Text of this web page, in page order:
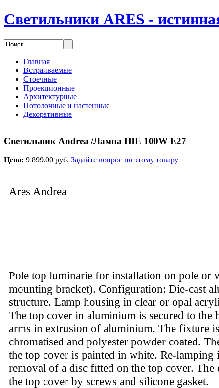
Светильники ARES -
Главная
Встраиваемые
Стоечные
Проекционные
Архитектурные
Потолочные и настенные
Декоративные
Светильник Andrea /Лампа HIE 100W E27
Цена: 9 899.00 руб. Задайте вопрос по этому товару
Ares Andrea
Pole top luminarie for installation on pole or
mounting bracket). Configuration: Die-cast
structure. Lamp housing in clear or opal
The top cover in aluminium is secured to the
arms in extrusion of aluminium. The fixture
chromatised and polyester powder coated.
the top cover is painted in white. Re-lamping
removal of a disc fitted on the top cover. The
the top cover by screws and silicone gasket.